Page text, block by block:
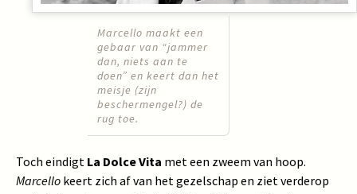
Marcello maakt een
gebaar van “jammer
dan, niets aan te
doen” en keert dan het
meisje (zijn
beschermengel?) de
rug toe.
Toch eindigt La Dolce Vita met een zweem van hoop.
Marcello keert zich af van het gezelschap en ziet verderop